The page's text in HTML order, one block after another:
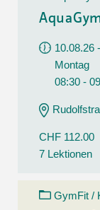
10.08.26
Montag
08:30 -
CHF 112.00
7 Lektionen
GymFit /